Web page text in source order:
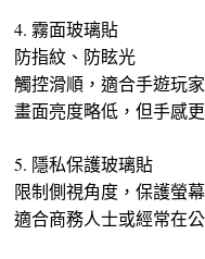
4. 霧面玻璃貼
防指紋、防眩光
觸控滑順，適合手遊玩家
畫面亮度略低，但手感
5. 隱私保護玻璃貼
限制側視角度，保護螢
適合商務人士或經常在